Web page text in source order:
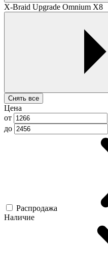
X-Braid Upgrade Omnium X8
Снять все
Цена
от
до
Распродажа
Наличие